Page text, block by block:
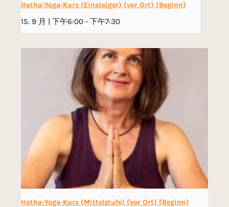
Hatha-Yoga-Kurs (Einsteiger) (vor Ort) (Beginn)
15. 9 月 | 下午6:00 - 下午7:30
Hatha-Yoga-Kurs (Mittelstufe) (vor Ort) (Beginn)